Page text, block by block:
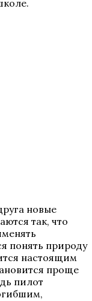
новые
так, что
понять природу
настоящим
проще
пилот